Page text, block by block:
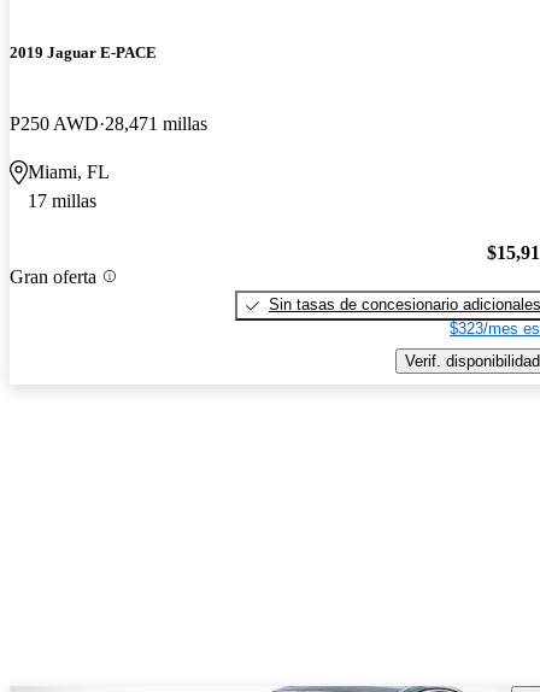
2019 Jaguar E-PACE
P250 AWD 28,471 millas
Miami, FL
17 millas
Gran oferta
Sin tasas de concesionario adicionales
$323/mes
Verif. disponibilidad